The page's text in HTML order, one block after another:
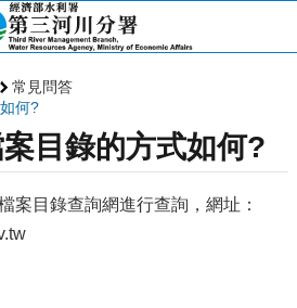
常見問答
何?
目錄的方式如何?
案目錄查詢網進行查詢，網址：